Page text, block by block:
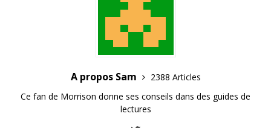
A propos Sam
2388 Articles
Ce fan de Morrison donne ses conseils dans des guides de
lectures